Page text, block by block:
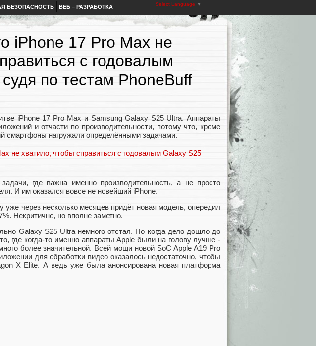
БЕЗОПАСНОСТЬ ВЕБ – РАЗРАБОТКА Select Language ▼
iPhone 17 Pro Max не
с годовалым
по тестам PhoneBuff
iPhone 17 Pro Max и Samsung Galaxy S25 Ultra. Аппараты
и отчасти по производительности, потому что, кроме
смартфоны нагружали определёнными задачами.
где важна именно производительность, а не просто
И им оказался вовсе не новейший iPhone.
уже через несколько месяцев придёт новая модель, опередил
Некритично, но вполне заметно.
Galaxy S25 Ultra немного отстал. Но когда дело дошло до
где когда-то именно аппараты Apple были на голову лучше -
более значительной. Всей мощи новой SoC Apple A19 Pro
для обработки видео оказалось недостаточно, чтобы
X Elite. А ведь уже была анонсирована новая платформа